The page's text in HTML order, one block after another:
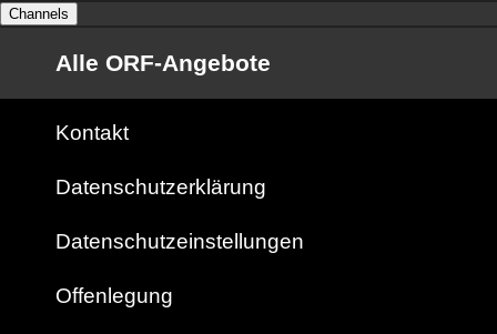
Channels
Alle ORF-Angebote
Kontakt
Datenschutzerklärung
Datenschutzeinstellungen
Offenlegung